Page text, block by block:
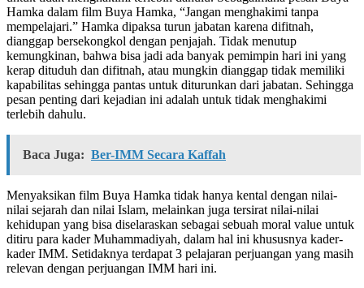
Hamka dalam film Buya Hamka, “Jangan menghakimi tanpa
mempelajari.” Hamka dipaksa turun jabatan karena difitnah,
dianggap bersekongkol dengan penjajah. Tidak menutup
kemungkinan, bahwa bisa jadi ada banyak pemimpin hari ini yang
kerap dituduh dan difitnah, atau mungkin dianggap tidak memiliki
kapabilitas sehingga pantas untuk diturunkan dari jabatan. Sehingga
pesan penting dari kejadian ini adalah untuk tidak menghakimi
terlebih dahulu.
Baca Juga: Ber-IMM Secara Kaffah
Menyaksikan film Buya Hamka tidak hanya kental dengan nilai-
nilai sejarah dan nilai Islam, melainkan juga tersirat nilai-nilai
kehidupan yang bisa diselaraskan sebagai sebuah moral value untuk
ditiru para kader Muhammadiyah, dalam hal ini khususnya kader-
kader IMM. Setidaknya terdapat 3 pelajaran perjuangan yang masih
relevan dengan perjuangan IMM hari ini.